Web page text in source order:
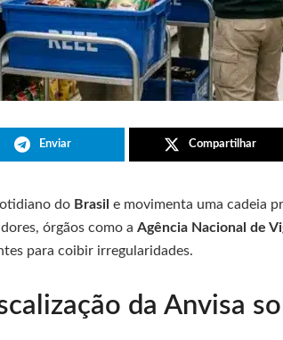
Enviar Compartilhar
do Brasil e movimenta uma cadeia
órgãos como a Agência Nacional de
para coibir irregularidades.
da Anvisa